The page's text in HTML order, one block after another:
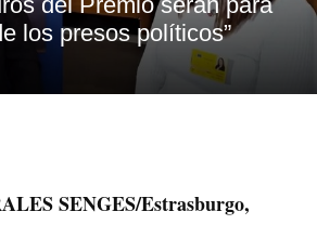
los presos políticos”
SENGES/Estrasburgo,